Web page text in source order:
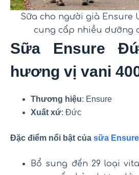
Sữa cho người già Ensure
cung cấp nhiều dưỡng
Sữa Ensure
hương vị vani
Thương hiệu: Ensure
Xuất xứ: Đức
Đặc điểm nổi bật của sữa
Bổ sung đến 29 loại